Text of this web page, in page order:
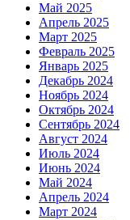
Май 2025
Апрель 2025
Март 2025
Февраль 2025
Январь 2025
Декабрь 2024
Ноябрь 2024
Октябрь 2024
Сентябрь 2024
Август 2024
Июль 2024
Июнь 2024
Май 2024
Апрель 2024
Март 2024